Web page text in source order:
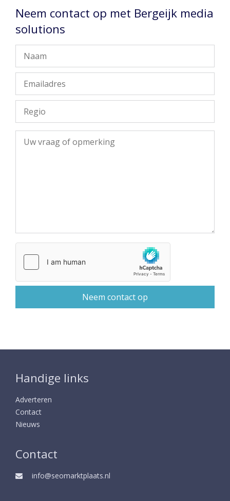
Neem contact op met Bergeijk media
solutions
Handige links
Adverteren
Contact
Nieuws
Contact
info@seomarktplaats.nl